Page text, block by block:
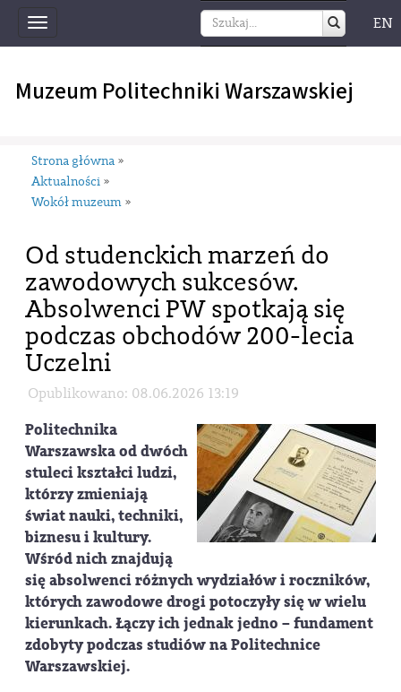
Toggle
navigation
EN
Muzeum Politechniki Warszawskiej
Strona główna »
Aktualności »
Wokół muzeum »
Od studenckich marzeń do
zawodowych sukcesów.
Absolwenci PW spotkają się
podczas obchodów 200-lecia
Uczelni
Opublikowano: 08.06.2026 13:19
Politechnika
Warszawska od dwóch
stuleci kształci ludzi,
którzy zmieniają
świat nauki, techniki,
biznesu i kultury.
Wśród nich znajdują
się absolwenci różnych wydziałów i roczników,
których zawodowe drogi potoczyły się w wielu
kierunkach. Łączy ich jednak jedno – fundament
zdobyty podczas studiów na Politechnice
Warszawskiej.